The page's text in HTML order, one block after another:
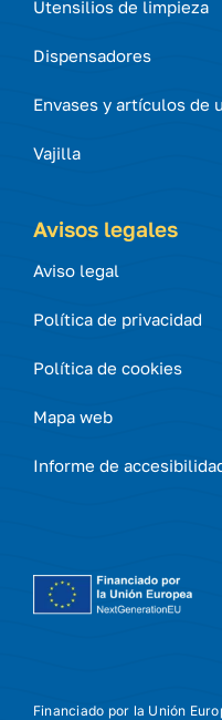
Utensilios de limpieza
Dispensadores
Envases y artículos de
Vajilla
Avisos legales
Aviso legal
Política de privacidad
Política de cookies
Mapa web
Informe de
Financiado por la Unión